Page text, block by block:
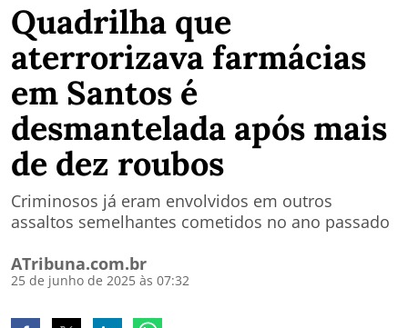
Quadrilha que
aterrorizava farmácias
em Santos é
desmantelada após mais
de dez roubos
Criminosos já eram envolvidos em outros
assaltos semelhantes cometidos no ano passado
ATribuna.com.br
25 de junho de 2025 às 07:32